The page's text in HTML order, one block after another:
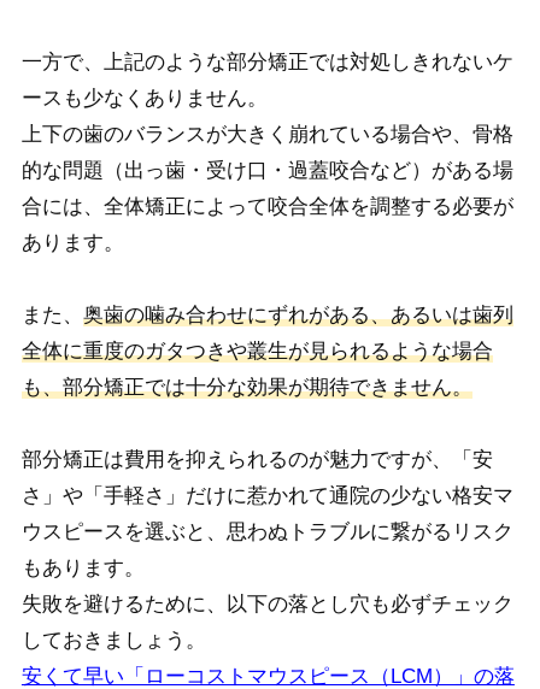
一方で、上記のような部分矯正では対処しきれないケ
ースも少なくありません。
上下の歯のバランスが大きく崩れている場合や、骨格
的な問題（出っ歯・受け口・過蓋咬合など）がある場
合には、全体矯正によって咬合全体を調整する必要が
あります。
また、 奥歯の噛み合わせにずれがある、あるいは歯列
全体に重度のガタつきや叢生が見られるような場合
も、部分矯正では十分な効果が期待できません。
部分矯正は費用を抑えられるのが魅力ですが、「安
さ」や「手軽さ」だけに惹かれて通院の少ない格安マ
ウスピースを選ぶと、思わぬトラブルに繋がるリスク
もあります。
失敗を避けるために、以下の落とし穴も必ずチェック
しておきましょう。
安くて早い「ローコストマウスピース（LCM）」の落